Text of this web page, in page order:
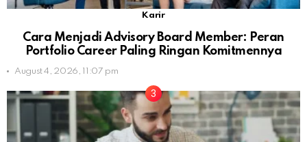
Karir
Cara Menjadi Advisory Board Member: Peran
Portfolio Career Paling Ringan Komitmennya
August 4, 2026, 11:07 pm